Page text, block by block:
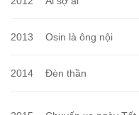
2013 Osin là ông nội
2014 Đèn thần